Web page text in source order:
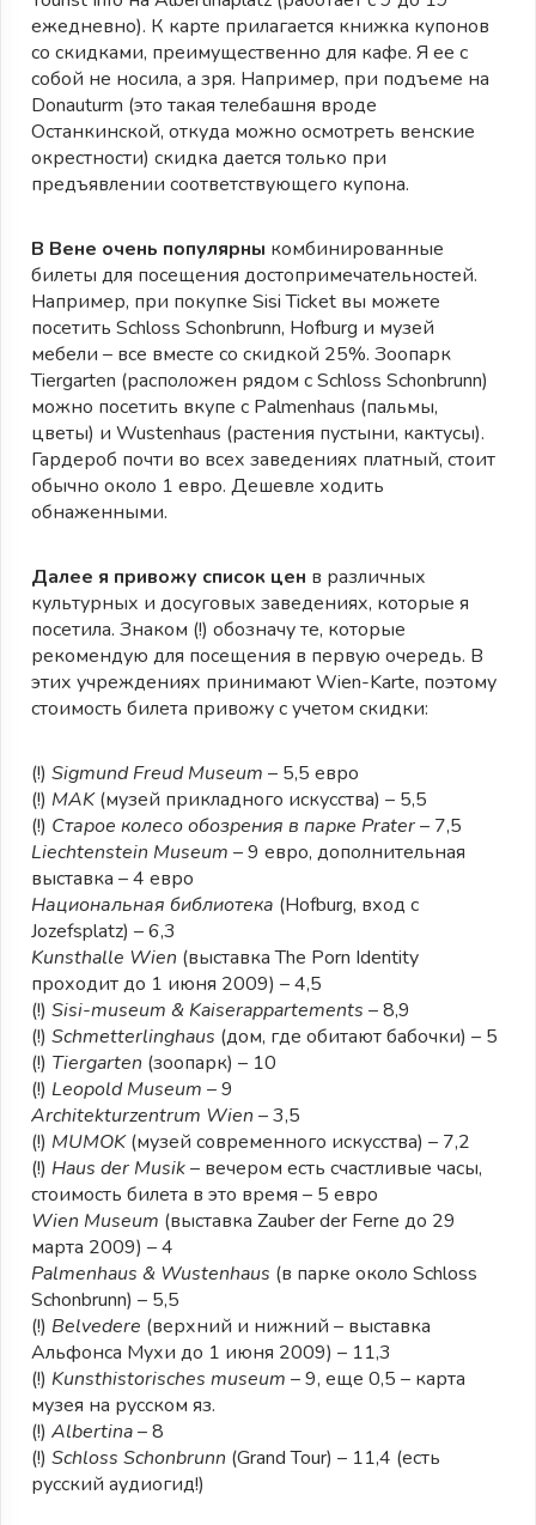
ежедневно). К карте прилагается книжка купонов
со скидками, преимущественно для кафе. Я ее с
собой не носила, а зря. Например, при подъеме на
Donauturm (это такая телебашня вроде
Останкинской, откуда можно осмотреть венские
окрестности) скидка дается только при
предъявлении соответствующего купона.
В Вене очень популярны комбинированные
билеты для посещения достопримечательностей.
Например, при покупке Sisi Ticket вы можете
посетить Schloss Schonbrunn, Hofburg и музей
мебели – все вместе со скидкой 25%. Зоопарк
Tiergarten (расположен рядом с Schloss Schonbrunn)
можно посетить вкупе с Palmenhaus (пальмы,
цветы) и Wustenhaus (растения пустыни, кактусы).
Гардероб почти во всех заведениях платный, стоит
обычно около 1 евро. Дешевле ходить
обнаженными.
Далее я привожу список цен в различных
культурных и досуговых заведениях, которые я
посетила. Знаком (!) обозначу те, которые
рекомендую для посещения в первую очередь. В
этих учреждениях принимают Wien-Karte, поэтому
стоимость билета привожу с учетом скидки:
(!) Sigmund Freud Museum – 5,5 евро
(!) MAK(музей прикладного искусства) – 5,5
(!) Старое колесо обозрения в парке Prater– 7,5
Liechtenstein Museum – 9 евро, дополнительная
выставка – 4 евро
Национальная библиотека (Hofburg, вход с
Jozefsplatz) – 6,3
Kunsthalle Wien (выставка The Porn Identity
проходит до 1 июня 2009) – 4,5
(!) Sisi-museum & Kaiserappartements – 8,9
(!) Schmetterlinghaus (дом, где обитают бабочки) – 5
(!) Tiergarten (зоопарк) – 10
(!) Leopold Museum – 9
Architekturzentrum Wien – 3,5
(!) MUMOK(музей современного искусства) – 7,2
(!) Haus der Musik– вечером есть счастливые часы,
стоимость билета в это время – 5 евро
Wien Museum (выставка Zauber der Ferne до 29
марта 2009) – 4
Palmenhaus & Wustenhaus (в парке около Schloss
Schonbrunn) – 5,5
(!) Belvedere (верхний и нижний – выставка
Альфонса Мухи до 1 июня 2009) – 11,3
(!) Kunsthistorisches museum – 9, еще 0,5 – карта
музея на русском яз.
(!) Albertina– 8
(!) Schloss Schonbrunn (Grand Tour) – 11,4 (есть
русский аудиогид!)